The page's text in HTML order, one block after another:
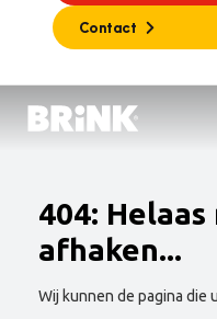
Contact